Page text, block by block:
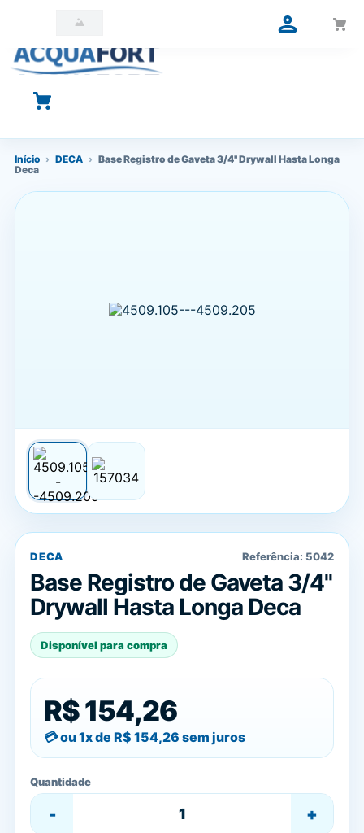
O que você está procurando?
Início › DECA › Base Registro de Gaveta 3/4'' Drywall Hasta Longa
Deca
DECA Referência: 5042
Base Registro de Gaveta 3/4''
Drywall Hasta Longa Deca
Disponível para compra
R$ 154,26
ou 1x de R$ 154,26 sem juros
Quantidade
- +